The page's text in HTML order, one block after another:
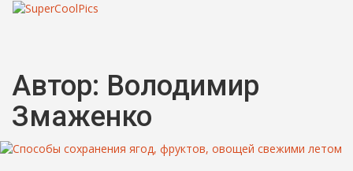
Автор: Володимир
Змаженко